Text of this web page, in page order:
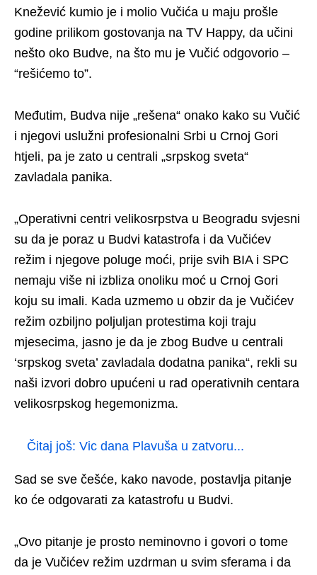
Knežević kumio je i molio Vučića u maju prošle
godine prilikom gostovanja na TV Happy, da učini
nešto oko Budve, na što mu je Vučić odgovorio –
“rešićemo to”.
Međutim, Budva nije „rešena“ onako kako su Vučić
i njegovi uslužni profesionalni Srbi u Crnoj Gori
htjeli, pa je zato u centrali „srpskog sveta“
zavladala panika.
„Operativni centri velikosrpstva u Beogradu svjesni
su da je poraz u Budvi katastrofa i da Vučićev
režim i njegove poluge moći, prije svih BIA i SPC
nemaju više ni izbliza onoliku moć u Crnoj Gori
koju su imali. Kada uzmemo u obzir da je Vučićev
režim ozbiljno poljuljan protestima koji traju
mjesecima, jasno je da je zbog Budve u centrali
‘srpskog sveta’ zavladala dodatna panika“, rekli su
naši izvori dobro upućeni u rad operativnih centara
velikosrpskog hegemonizma.
Čitaj još: Vic dana Plavuša u zatvoru...
Sad se sve češće, kako navode, postavlja pitanje
ko će odgovarati za katastrofu u Budvi.
„Ovo pitanje je prosto neminovno i govori o tome
da je Vučićev režim uzdrman u svim sferama i da